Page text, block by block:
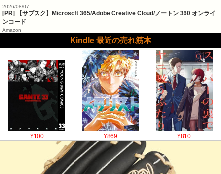
2026/08/07
[PR] 【サブスク】Microsoft 365/Adobe Creative Cloud/ノートン 360 オンライ
ンコード
Amazon
Kindle 最近の売れ筋本
¥100 ¥869 ¥810